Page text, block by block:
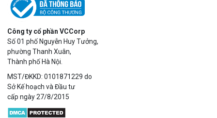
Công ty cổ phần VCCorp
Số 01 phố Nguyễn Huy Tưởng,
phường Thanh Xuân,
Thành phố Hà Nội.
MST/ĐKKD: 0101871229 do
Sở Kế hoạch và Đầu tư
cấp ngày 27/8/2015